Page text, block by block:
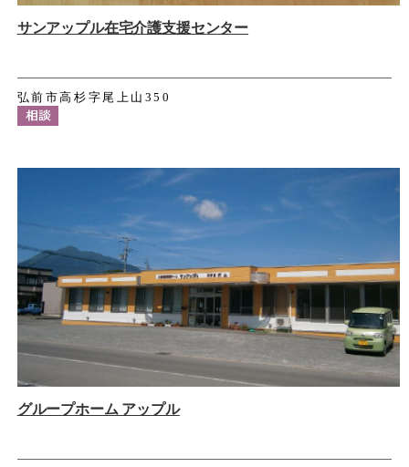
サンアップル在宅介護支援センター
弘前市高杉字尾上山350
グループホーム アップル